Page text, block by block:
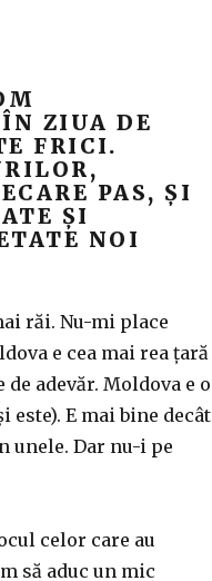
ZIUA DE
FRICI.
PAS, ȘI
ȘI
NOI
răi. Nu-mi place
e cea mai rea țară
adevăr. Moldova e o
E mai bine decât
unele. Dar nu-i pe
celor care au
să aduc un mic